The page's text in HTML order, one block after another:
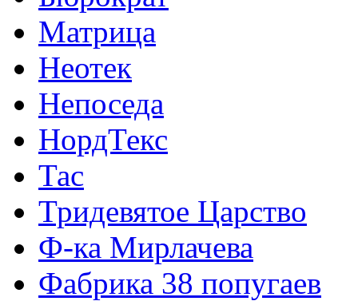
Матрица
Неотек
Непоседа
НордТекс
Тас
Тридевятое Царство
Ф-ка Мирлачева
Фабрика 38 попугаев